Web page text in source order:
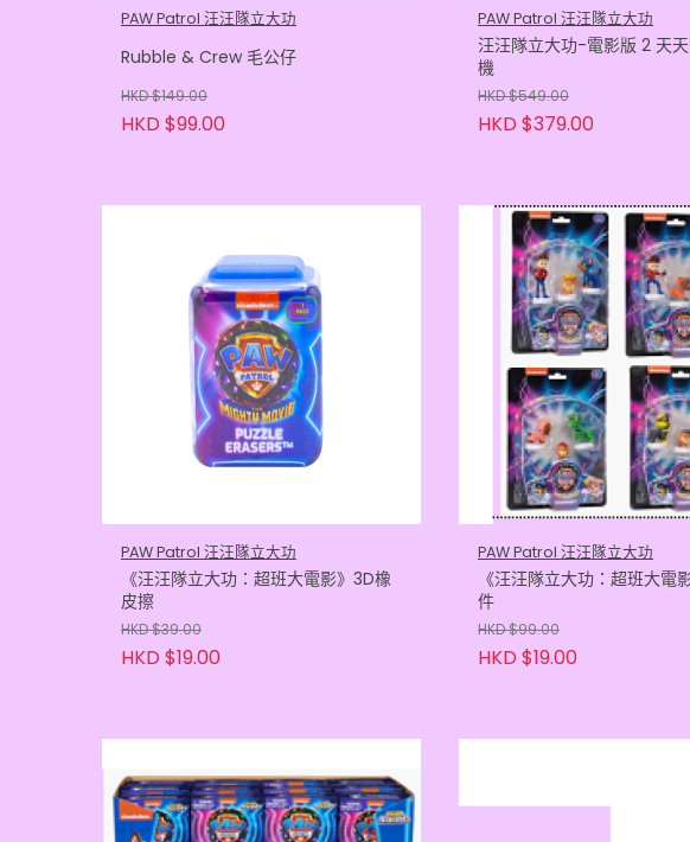
PAW Patrol 汪汪隊立大功
Rubble & Crew 毛公仔
HKD $149.00
HKD $99.00
PAW Patrol 汪汪隊立大功
汪汪隊立大功-電影版 2 天
機
HKD $549.00
HKD $379.00
PAW Patrol 汪汪隊立大功
《汪汪隊立大功：超班大電影》3D橡
皮擦
HKD $39.00
HKD $19.00
PAW Patrol 汪汪隊立大功
《汪汪隊立大功：超班大電
件
HKD $99.00
HKD $19.00